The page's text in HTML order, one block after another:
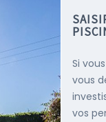
Si
vous
vos